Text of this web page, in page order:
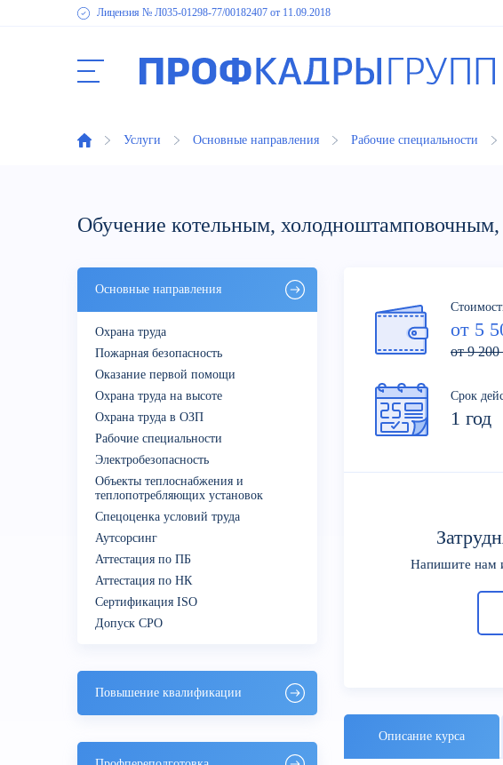
Лицензия № Л035-01298-77/00182407 от 11.09.2018
Услуги Основные направления Рабочие специальности
Обучение котельным,
Основные направления
Охрана труда
Пожарная безопасность
Оказание первой помощи
Охрана труда на высоте
Охрана труда в ОЗП
Рабочие специальности
Электробезопасность
Объекты теплоснабжения и
теплопотребляющих установок
Спецоценка условий труда
Аутсорсинг
Аттестация по ПБ
Аттестация по НК
Сертификация ISO
Допуск СРО
Повышение квалификации
от 5
от 9 200
Срок
1 год
Напишите нам
Описание курса